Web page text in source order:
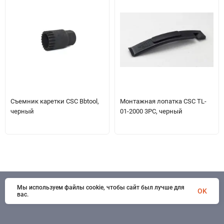
Съемник каретки CSC Bbtool,
черный
Монтажная лопатка CSC TL-
01-2000 3PC, черный
© 1998 - 2026 SportSystems. Все права защищены
Мы используем файлы cookie, чтобы сайт был лучше для
вас.
OK